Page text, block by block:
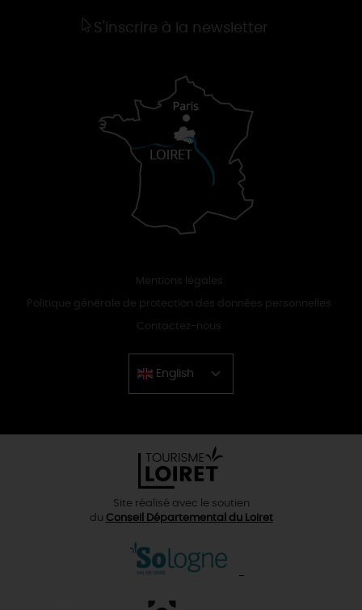
S'inscrire à la newsletter
Mentions légales
Politique générale de protection des données personnelles
Contactez-nous
English
Chinese
Site réalisé avec le soutien
du Conseil Départemental du Loiret